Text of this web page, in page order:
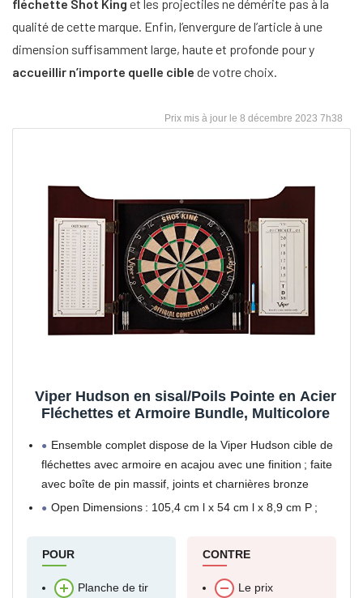
fléchette Shot King et les projectiles ne démérite pas à la
qualité de cette marque. Enfin, l’envergure de l’article à une
dimension suffisamment large, haute et profonde pour y
accueillir n’importe quelle cible de votre choix.
8 décembre 2023 7h38
Viper Hudson en sisal/Poils Pointe en Acier
Fléchettes et Armoire Bundle, Multicolore
Ensemble complet dispose de la Viper Hudson cible de
fléchettes avec armoire en acajou avec une finition ; faite
avec boîte de pin massif, joints et charnières bronze
Open Dimensions : 105,4 cm l x 54 cm l x 8,9 cm P ;
POUR
Planche de tir
CONTRE
Le prix